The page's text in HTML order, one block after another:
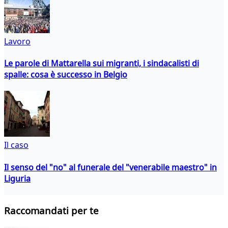
Lavoro
Le parole di Mattarella sui migranti, i sindacalisti di
spalle: cosa è successo in Belgio
Il caso
Il senso del "no" al funerale del "venerabile maestro" in
Liguria
Raccomandati per te